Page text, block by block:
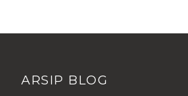
ARSIP BLOG